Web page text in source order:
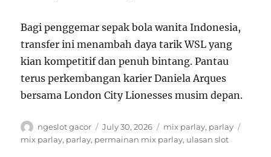
Bagi penggemar sepak bola wanita Indonesia,
transfer ini menambah daya tarik WSL yang
kian kompetitif dan penuh bintang. Pantau
terus perkembangan karier Daniela Arques
bersama London City Lionesses musim depan.
A
u
ngeslot gacor
P
o
July 30, 2026
C
a
mix parlay, parlay
mix parlay, parlay, permainan mix parlay, ulasan slot